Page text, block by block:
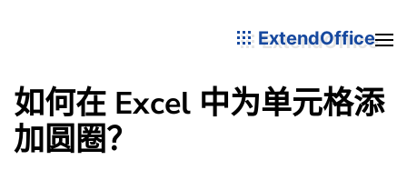
ExtendOffice
如何在 Excel 中为单元格添
加圆圈？